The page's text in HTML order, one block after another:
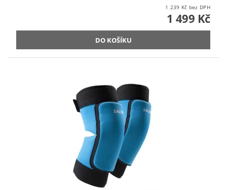
1 239 Kč bez DPH
1 499 Kč